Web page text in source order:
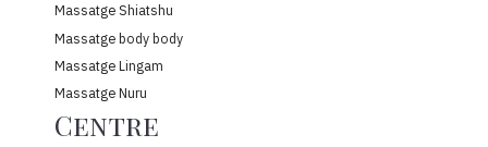
Massatge Shiatshu
Massatge body body
Massatge Lingam
Massatge Nuru
Centre